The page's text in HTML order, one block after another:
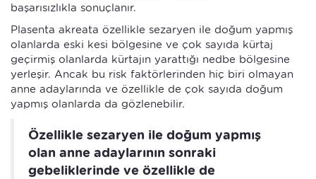
başarısızlıkla sonuçlanır.
Plasenta akreata özellikle sezaryen ile doğum yapmış
olanlarda eski kesi bölgesine ve çok sayıda kürtaj
geçirmiş olanlarda kürtajın yarattığı nedbe bölgesine
yerleşir. Ancak bu risk faktörlerinden hiç biri olmayan
anne adaylarında ve özellikle de çok sayıda doğum
yapmış olanlarda da gözlenebilir.
Özellikle sezaryen ile doğum yapmış
olan anne adaylarının sonraki
gebeliklerinde ve özellikle de